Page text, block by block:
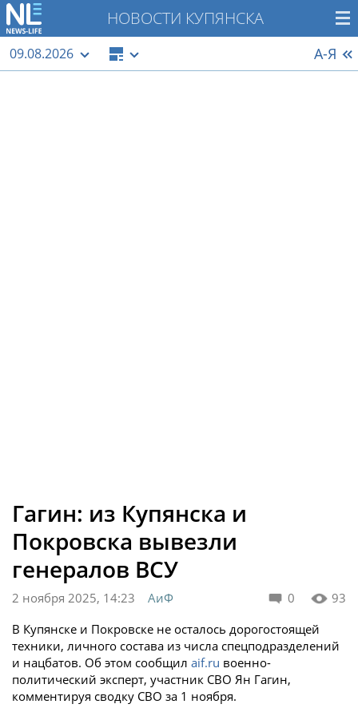
НОВОСТИ КУПЯНСКА
09.08.2026 А-Я
Гагин: из Купянска и
Покровска вывезли
генералов ВСУ
0 93
2 ноября 2025, 14:23
АиФ
В Купянске и Покровске не осталось дорогостоящей
техники, личного состава из числа спецподразделений
и нацбатов. Об этом сообщил aif.ru военно-
политический эксперт, участник СВО Ян Гагин,
комментируя сводку СВО за 1 ноября.